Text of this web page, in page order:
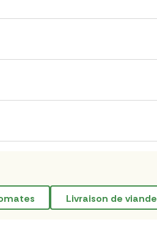
livraison de viande